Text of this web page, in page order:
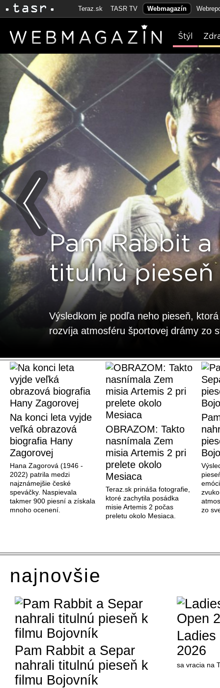
Teraz.sk TASR TV Webmagazín
Štýl
Pam Rabbit
titulnú
Výsledkom je podľa neho pieseň,
rozvíja atmosféru športovej drámy zo
Na konci leta vyjde
veľká obrazová
biografia Hany
Zagorovej
Hana Zagorová (1946 -
2022) patrila medzi
najznámejšie české
speváčky. Naspievala
takmer 900 piesní a získala
mnoho ocenení.
OBRAZOM: Takto
nasnímala Zem
misia Artemis 2 pri
prelete okolo
Mesiaca
Teraz.sk prináša fotografie,
ktoré zachytila posádka
misie Artemis 2 počas
preletu okolo Mesiaca.
zo
najnovšie
Pam Rabbit a Separ
nahrali titulnú pieseň k
filmu Bojovník
2026
sa vracia na